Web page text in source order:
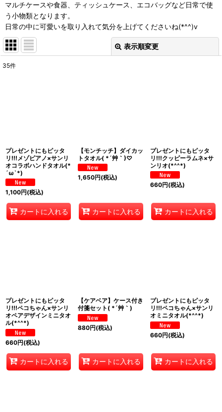
マルチケースや食器、ティッシュケース、エコバッグなど日常で使
う小物類となります。
日常の中に可愛いを取り入れて気分を上げてくださいね(*^^)v
表示順変更
絞り込む
35件
プレゼントにもピッタ
リ!!!メゾピアノ×サンリ
オコラボハンドタオル(*
´ω`*)
1,100円(税込)
カートに入れる
【モンチッチ】ダイカッ
トタオル( *´艸｀)♡
1,650円(税込)
カートに入れる
プレゼントにもピッタ
リ!!!クッピーラムネ×サ
ンリオ(*^^*)
660円(税込)
カートに入れる
プレゼントにもピッタ
リ!!!ペコちゃん×サンリ
オペアデザインミニタオ
ル(*^^*)
660円(税込)
カートに入れる
【ケアベア】ケース付き
付箋セット( *´艸｀)
880円(税込)
カートに入れる
プレゼントにもピッタ
リ!!!ペコちゃん×サンリ
オミニタオル(*^^*)
660円(税込)
カートに入れる